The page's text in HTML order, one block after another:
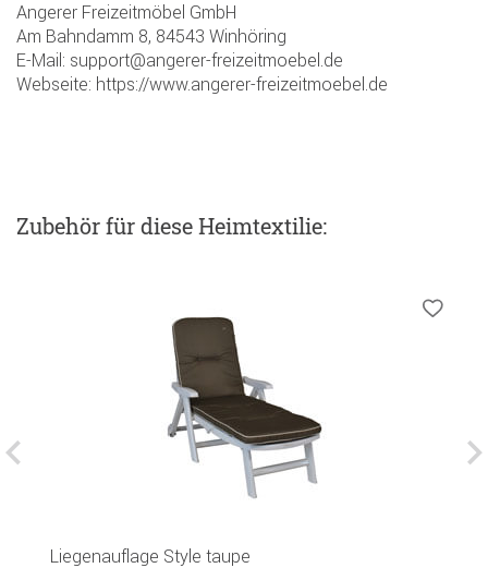
Angerer Freizeitmöbel GmbH
Am Bahndamm 8, 84543 Winhöring
E-Mail: support@angerer-freizeitmoebel.de
Webseite: https://www.angerer-freizeitmoebel.de
Zubehörfür diese Heimtextilie:
Liegenauflage Style taupe